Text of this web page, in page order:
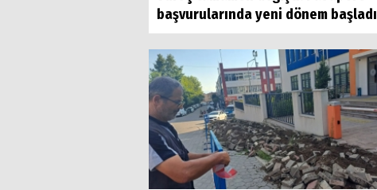
başvurularında yeni dönem başladı